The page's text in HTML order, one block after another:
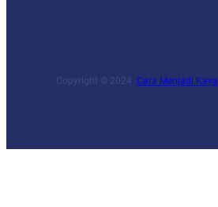
Copyright © 2024 ·Cara Menjadi Kaya